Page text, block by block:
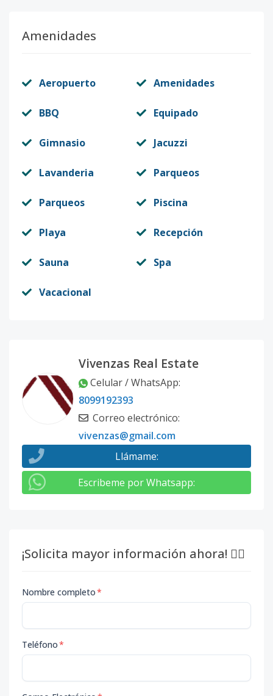
Amenidades
Aeropuerto Amenidades
BBQ Equipado
Gimnasio Jacuzzi
Lavanderia Parqueos
Parqueos Piscina
Playa Recepción
Sauna Spa
Vacacional
Vivenzas Real Estate
Celular / WhatsApp:
8099192393
Correo electrónico:
vivenzas@gmail.com
Llámame:
Escribeme por Whatsapp:
¡Solicita mayor información ahora! 👇🏽
Nombre completo*
Teléfono*